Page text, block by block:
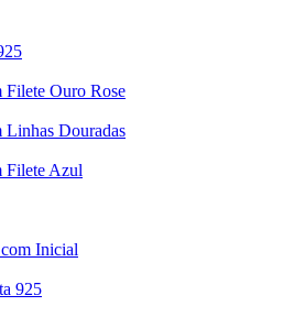
Filete Ouro Rose
Linhas Douradas
Filete Azul
Inicial
925